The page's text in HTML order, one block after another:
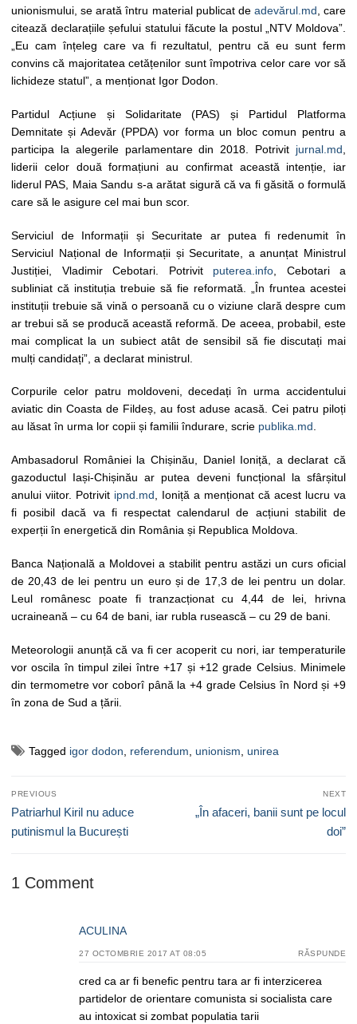
unionismului, se arată întru material publicat de adevărul.md , care
citează declarațiile șefului statului făcute la postul „NTV Moldova”.
„Eu cam înțeleg care va fi rezultatul, pentru că eu sunt ferm
convins că majoritatea cetățenilor sunt împotriva celor care vor să
lichideze statul”, a menționat Igor Dodon.
Partidul Acțiune și Solidaritate (PAS) și Partidul Platforma
Demnitate și Adevăr (PPDA) vor forma un bloc comun pentru a
participa la alegerile parlamentare din 2018. Potrivit jurnal.md
liderii celor două formațiuni au confirmat această intenție, iar
liderul PAS, Maia Sandu s-a arătat sigură că va fi găsită o formulă
care să le asigure cel mai bun scor.
Serviciul de Informații și Securitate ar putea fi redenumit în
Serviciul Național de Informații și Securitate, a anunțat Ministrul
Justiției, Vladimir Cebotari. Potrivit puterea.info , Cebotari a
subliniat că instituția trebuie să fie reformată. „În fruntea acestei
instituții trebuie să vină o persoană cu o viziune clară despre cum
ar trebui să se producă această reformă. De aceea, probabil, este
mai complicat la un subiect atât de sensibil să fie discutați mai
mulți candidați”, a declarat ministrul.
Corpurile celor patru moldoveni, decedați în urma accidentului
aviatic din Coasta de Fildeș, au fost aduse acasă. Cei patru piloți
au lăsat în urma lor copii și familii îndurare, scrie publika.md.
Ambasadorul României la Chișinău, Daniel Ioniță, a declarat că
gazoductul Iași-Chișinău ar putea deveni funcțional la sfârșitul
anului viitor. Potrivit ipnd.md , Ioniță a menționat că acest lucru va
fi posibil dacă va fi respectat calendarul de acțiuni stabilit de
experții în energetică din România și Republica Moldova.
Banca Națională a Moldovei a stabilit pentru astăzi un curs oficial
de 20,43 de lei pentru un euro și de 17,3 de lei pentru un dolar.
Leul românesc poate fi tranzacționat cu 4,44 de lei, hrivna
ucraineană – cu 64 de bani, iar rubla rusească – cu 29 de bani.
Meteorologii anunță că va fi cer acoperit cu nori, iar temperaturile
vor oscila în timpul zilei între +17 și +12 grade Celsius. Minimele
din termometre vor coborî până la +4 grade Celsius în Nord și +9
în zona de Sud a țării.
Tagged igor dodon, referendum, unionism, unirea
Navigare
în
articole
PREVIOUS
Previous
post:
Patriarhul Kiril nu aduce
putinismul la București
NEXT
Next
„În afaceri, banii sunt pe locul
doi”
1 Comment
ACULINA
27 OCTOMBRIE 2017 AT 08:05 RĂSPUNDE
cred ca ar fi benefic pentru tara ar fi interzicerea
partidelor de orientare comunista si socialista care
au intoxicat si zombat populatia tarii